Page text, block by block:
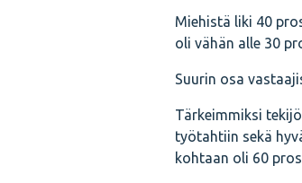
Miehistä liki 40
oli vähän alle 30
Suurin osa
Tärkeimmiksi
työtahtiin sekä
kohtaan oli 60